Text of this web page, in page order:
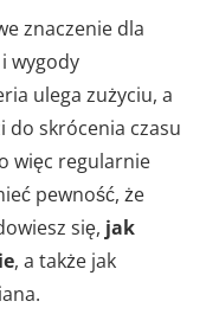
znaczenie dla
wygody
ulega zużyciu, a
do skrócenia czasu
więc regularnie
pewność, że
się, jak
, a także jak